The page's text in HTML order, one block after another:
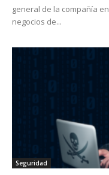
general de la compañía
negocios de...
Seguridad